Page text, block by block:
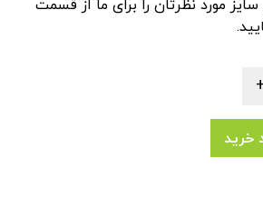
مورد نظرتان را برای ما از قسمت
خرید